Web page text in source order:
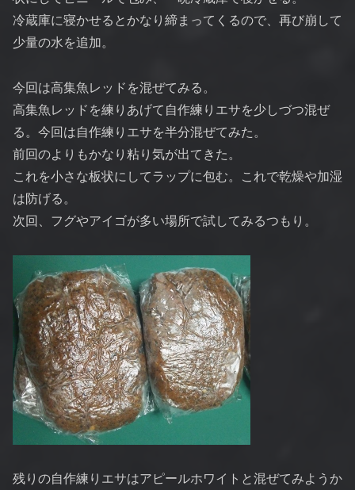
冷蔵庫に寝かせるとかなり締まってくるので、再び崩して
少量の水を追加。
今回は高集魚レッドを混ぜてみる。
高集魚レッドを練りあげて自作練りエサを少しづつ混ぜ
る。今回は自作練りエサを半分混ぜてみた。
前回のよりもかなり粘り気が出てきた。
これを小さな板状にしてラップに包む。これで乾燥や加湿
は防げる。
次回、フグやアイゴが多い場所で試してみるつもり。
残りの自作練りエサはアピールホワイトと混ぜてみようか